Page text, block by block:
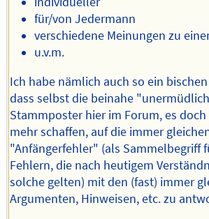
für/von Jedermann
verschiedene Meinungen zu
u.v.m.
Ich habe nämlich auch so ein
dass selbst die beinahe
Stammposter hier im Forum, es
mehr schaffen, auf die immer
"Anfängerfehler" (als Sammelbegriff
Fehlern, die nach heutigem
solche gelten) mit den (fast) immer
Argumenten, Hinweisen, etc. zu